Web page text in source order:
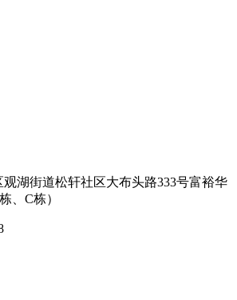
湖街道松轩社区大布头路333号富裕华
、C栋）